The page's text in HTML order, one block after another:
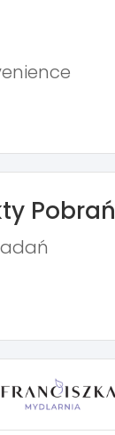
Pobrań